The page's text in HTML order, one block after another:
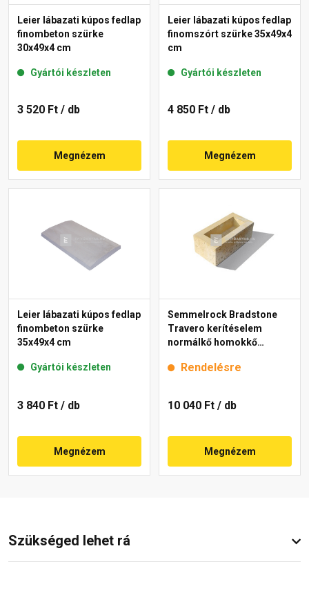
Leier lábazati kúpos fedlap
finombeton szürke
30x49x4 cm
Gyártói készleten
3 520 Ft / db
Megnézem
Leier lábazati kúpos fedlap
finomszórt szürke 35x49x4
cm
Gyártói készleten
4 850 Ft / db
Megnézem
Leier lábazati kúpos fedlap
finombeton szürke
35x49x4 cm
Gyártói készleten
3 840 Ft / db
Megnézem
Semmelrock Bradstone
Travero kerítéselem
normálkő homokkő
Rendelésre
10 040 Ft / db
Megnézem
Szükséged lehet rá